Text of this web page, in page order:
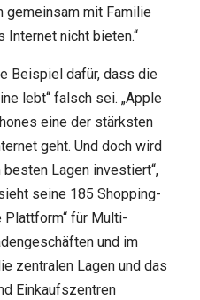
gemeinsam mit Familie
Internet nicht bieten.“
Beispiel dafür, dass die
lebt“ falsch sei. „Apple
eine der stärksten
geht. Und doch wird
Lagen investiert“,
seine 185 Shopping-
Plattform“ für Multi-
und im
zentralen Lagen und das
Einkaufszentren